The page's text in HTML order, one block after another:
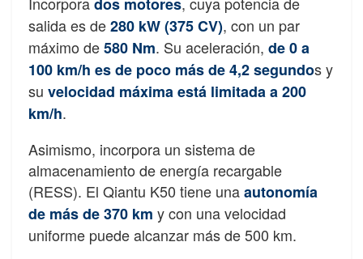
salida es de280 kW (375 CV), con un par
máximo de580 Nm. Su aceleración, de 0 a
100 km/h es de poco más de 4,2 segundos y
su velocidad máxima está limitada a 200
km/h.
Asimismo, incorpora un sistema de
almacenamiento de energía recargable
(RESS). El Qiantu K50 tiene unaautonomía
de más de 370 km y con una velocidad
uniforme puede alcanzar más de 500 km.